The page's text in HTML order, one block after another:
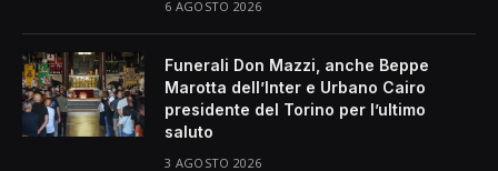
6 AGOSTO 2026
Funerali Don Mazzi, anche Beppe
Marotta dell’Inter e Urbano Cairo
presidente del Torino per l’ultimo
saluto
3 AGOSTO 2026